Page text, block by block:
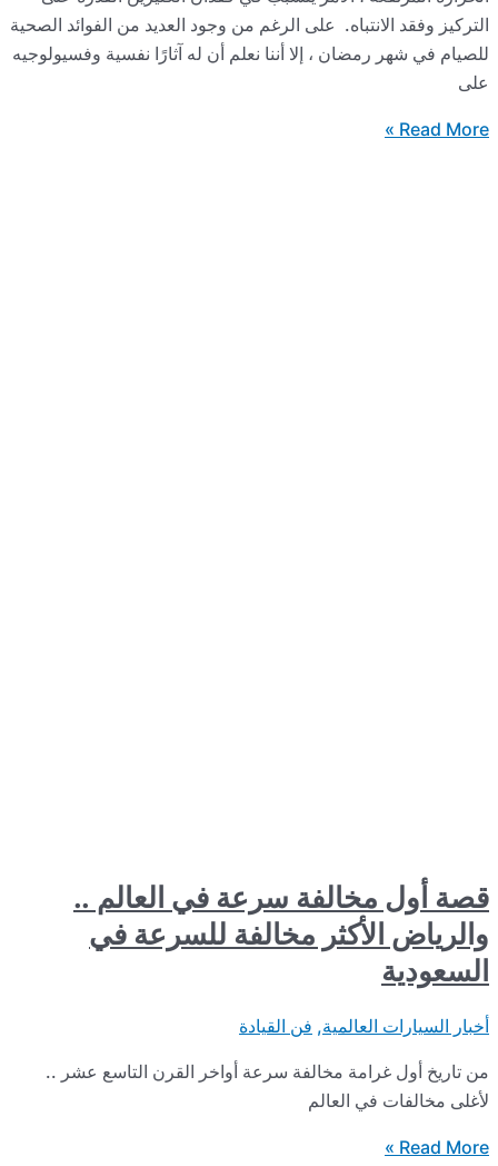
الانتباه. على الرغم من وجود العديد من الفوائد الصحية
رمضان ، إلا أننا نعلم أن له آثارًا نفسية وفسيولوجيه
مخالفة سرعة في العالم ..
الأكثر مخالفة للسرعة في
العالمية,فن القيادة
غرامة مخالفة سرعة أواخر القرن التاسع عشر ..
في العالم